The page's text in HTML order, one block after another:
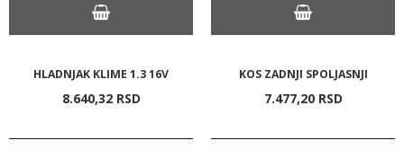
HLADNJAK KLIME 1.3 16V
8.640,32 RSD
KOS ZADNJI SPOLJASNJI
7.477,20 RSD